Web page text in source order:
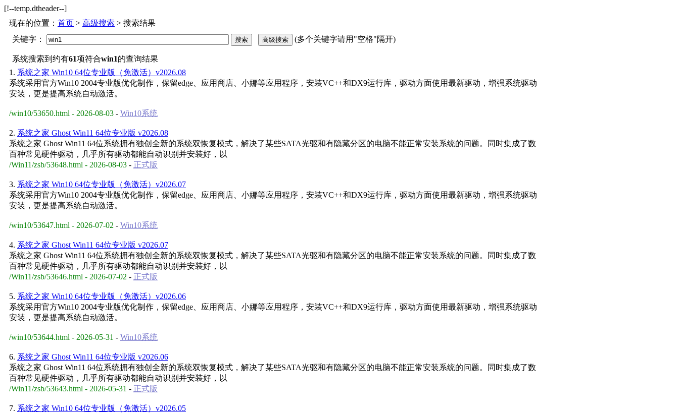
[!--temp.dtheader--]
现在的位置： 首页 > 高级搜索 > 搜索结果
关键字：
(多个关键字请用"空格"隔开)
系统搜索到约有61项符合win1的查询结果
1. 系统之家 Win10 64位专业版（免激活）v2026.08
系统采用官方Win10 2004专业版优化制作，保留edge、应用商店、小娜等应用程序，安装VC++和DX9运行库，驱动方面使用最新驱动，增强系统驱动
安装，更是提高系统自动激活。
/win10/53650.html - 2026-08-03 - Win10系统
2. 系统之家 Ghost Win11 64位专业版 v2026.08
系统之家 Ghost Win11 64位系统拥有独创全新的系统双恢复模式，解决了某些SATA光驱和有隐藏分区的电脑不能正常安装系统的问题。同时集成了数
百种常见硬件驱动，几乎所有驱动都能自动识别并安装好，以
/Win11/zsb/53648.html - 2026-08-03 - 正式版
3. 系统之家 Win10 64位专业版（免激活）v2026.07
系统采用官方Win10 2004专业版优化制作，保留edge、应用商店、小娜等应用程序，安装VC++和DX9运行库，驱动方面使用最新驱动，增强系统驱动
安装，更是提高系统自动激活。
/win10/53647.html - 2026-07-02 - Win10系统
4. 系统之家 Ghost Win11 64位专业版 v2026.07
系统之家 Ghost Win11 64位系统拥有独创全新的系统双恢复模式，解决了某些SATA光驱和有隐藏分区的电脑不能正常安装系统的问题。同时集成了数
百种常见硬件驱动，几乎所有驱动都能自动识别并安装好，以
/Win11/zsb/53646.html - 2026-07-02 - 正式版
5. 系统之家 Win10 64位专业版（免激活）v2026.06
系统采用官方Win10 2004专业版优化制作，保留edge、应用商店、小娜等应用程序，安装VC++和DX9运行库，驱动方面使用最新驱动，增强系统驱动
安装，更是提高系统自动激活。
/win10/53644.html - 2026-05-31 - Win10系统
6. 系统之家 Ghost Win11 64位专业版 v2026.06
系统之家 Ghost Win11 64位系统拥有独创全新的系统双恢复模式，解决了某些SATA光驱和有隐藏分区的电脑不能正常安装系统的问题。同时集成了数
百种常见硬件驱动，几乎所有驱动都能自动识别并安装好，以
/Win11/zsb/53643.html - 2026-05-31 - 正式版
7. 系统之家 Win10 64位专业版（免激活）v2026.05